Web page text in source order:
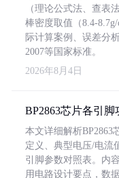
（理论公式法、查表
棒密度取值（8.4-
际计算案例、误差分
2007等国家标准。
2026年8月4日
BP2863芯片各引脚
本文详细解析BP2863
定义、典型电压/电流
引脚参数对照表。内
用电路设计要点，数